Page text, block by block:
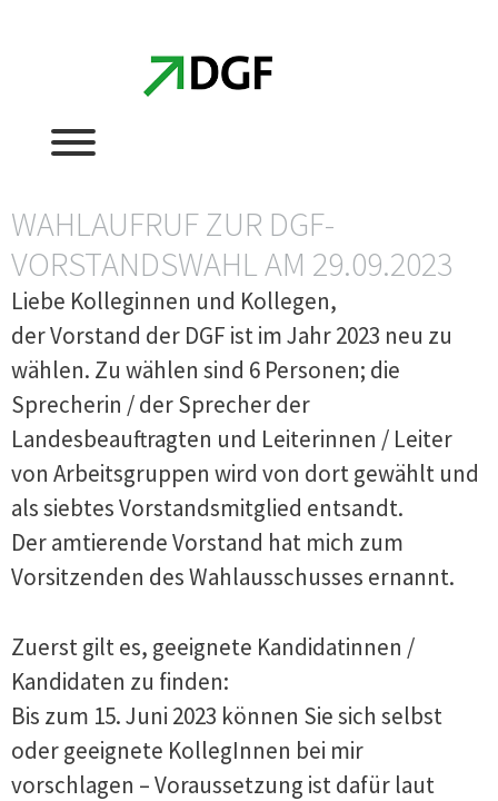
WAHLAUFRUF ZUR DGF-
VORSTANDSWAHL AM 29.09.2023
Liebe Kolleginnen und Kollegen,
der Vorstand der DGF ist im Jahr 2023 neu zu
wählen. Zu wählen sind 6 Personen; die
Sprecherin / der Sprecher der
Landesbeauftragten und Leiterinnen / Leiter
von Arbeitsgruppen wird von dort gewählt und
als siebtes Vorstandsmitglied entsandt.
Der amtierende Vorstand hat mich zum
Vorsitzenden des Wahlausschusses ernannt.
Zuerst gilt es, geeignete Kandidatinnen /
Kandidaten zu finden:
Bis zum 15. Juni 2023 können Sie sich selbst
oder geeignete KollegInnen bei mir
vorschlagen – Voraussetzung ist dafür laut